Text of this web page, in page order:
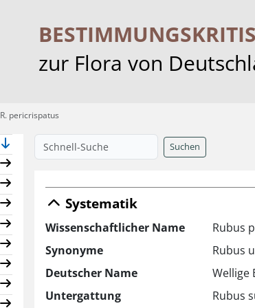
zur Flora von
R. pericrispatus
Suchen
Systematik
Wissenschaftlicher Name
Rubus
Synonyme
Rubus
Deutscher Name
Wellige
Untergattung
Rubus